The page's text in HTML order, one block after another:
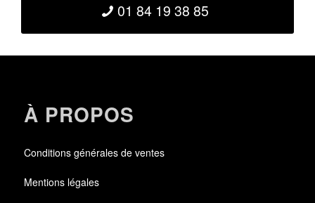
01 84 19 38 85
À PROPOS
Conditions générales de ventes
Mentions légales